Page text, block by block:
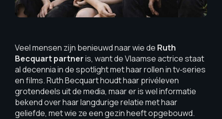
Veel mensen zijn benieuwd naar wie de Ruth
Becquart partneris, want de Vlaamse actrice staat
al decennia in de spotlight met haar rollen in tv‑series
en films. Ruth Becquart houdt haar privéleven
grotendeels uit de media, maar er is wel informatie
bekend over haar langdurige relatie met haar
geliefde, met wie ze een gezin heeft opgebouwd.